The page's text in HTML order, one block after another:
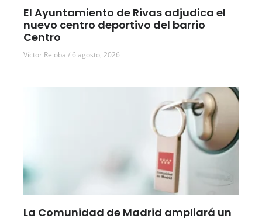
El Ayuntamiento de Rivas adjudica el
nuevo centro deportivo del barrio
Centro
Víctor Reloba 6 agosto, 2026
La Comunidad de Madrid ampliará un